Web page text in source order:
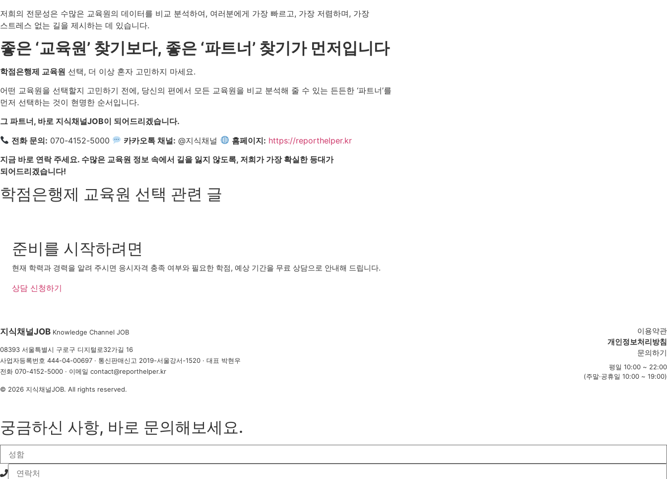
저희의 전문성은 수많은 교육원의 데이터를 비교 분석하여, 여러분에게 가장 빠르고, 가장 저렴하며, 가장
스트레스 없는 길을 제시하는 데 있습니다.
좋은 ‘교육원’ 찾기보다, 좋은 ‘파트너’ 찾기가 먼저입니다
학점은행제 교육원 선택, 더 이상 혼자 고민하지 마세요.
어떤 교육원을 선택할지 고민하기 전에, 당신의 편에서 모든 교육원을 비교 분석해 줄 수 있는 든든한 ‘파트너’를
먼저 선택하는 것이 현명한 순서입니다.
그 파트너, 바로 지식채널JOB이 되어드리겠습니다.
전화 문의: 070-4152-5000 카카오톡 채널: @지식채널 홈페이지: https://reporthelper.kr
지금 바로 연락 주세요. 수많은 교육원 정보 속에서 길을 잃지 않도록, 저희가 가장 확실한 등대가
되어드리겠습니다!
학점은행제 교육원 선택 관련 글
준비를 시작하려면
현재 학력과 경력을 알려 주시면 응시자격 충족 여부와 필요한 학점, 예상 기간을 무료 상담으로 안내해 드립니다.
상담 신청하기
지식채널JOB Knowledge Channel JOB
08393 서울특별시 구로구 디지털로32가길 16
사업자등록번호 444-04-00697 · 통신판매신고 2019-서울강서-1520 · 대표 박현우
전화 070-4152-5000 · 이메일 contact@reporthelper.kr
© 2026 지식채널JOB. All rights reserved.
이용약관
개인정보처리방침
문의하기
평일 10:00 ~ 22:00
(주말·공휴일 10:00 ~ 19:00)
궁금하신 사항, 바로 문의해보세요.